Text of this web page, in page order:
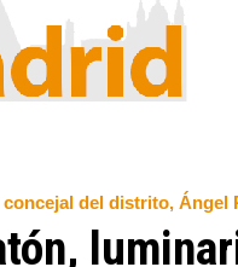
del distrito, Ángel